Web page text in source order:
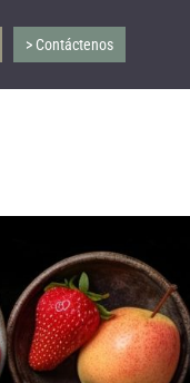
> Contáctenos